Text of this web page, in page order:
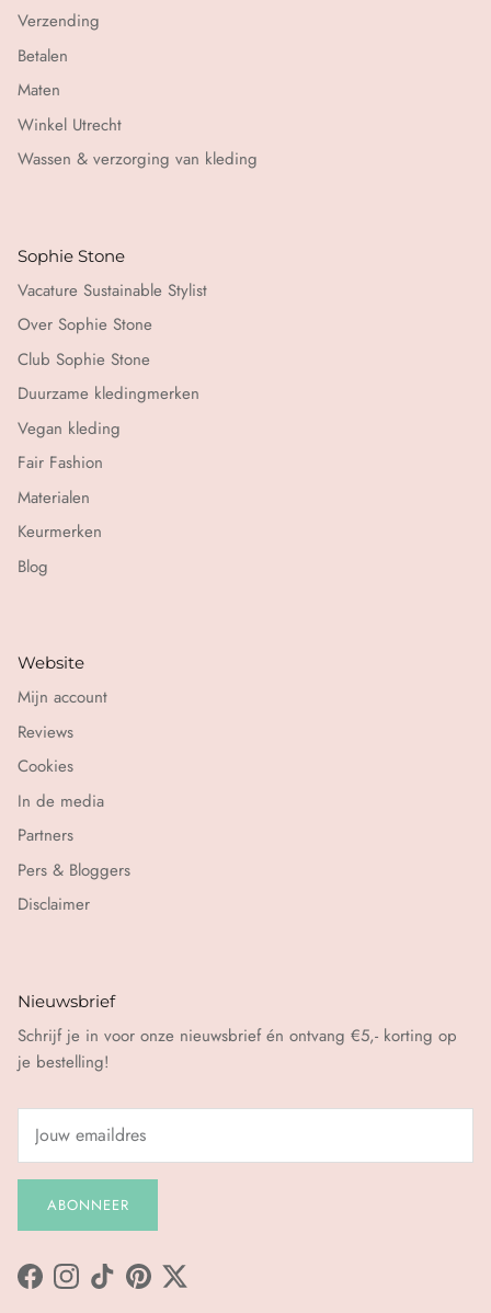
Verzending
Betalen
Maten
Winkel Utrecht
Wassen & verzorging van kleding
Sophie Stone
Vacature Sustainable Stylist
Over Sophie Stone
Club Sophie Stone
Duurzame kledingmerken
Vegan kleding
Fair Fashion
Materialen
Keurmerken
Blog
Website
Mijn account
Reviews
Cookies
In de media
Partners
Pers & Bloggers
Disclaimer
Nieuwsbrief
Schrijf je in voor onze nieuwsbrief én ontvang €5,- korting op
je bestelling!
ABONNEER
FacebookInstagram
TikTokPinterestTwitter